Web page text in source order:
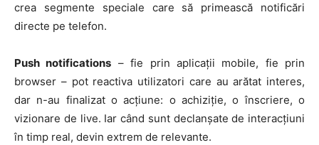
HOMEPAGE
NEWS
E-COMMERCE
EVENIMENTE
crea segmente speciale care să primească notificări
directe pe telefon.
Push notifications – fie prin aplicații mobile, fie prin
browser – pot reactiva utilizatori care au arătat interes,
dar n-au finalizat o acțiune: o achiziție, o înscriere, o
vizionare de live. Iar când sunt declanșate de interacțiuni
în timp real, devin extrem de relevante.